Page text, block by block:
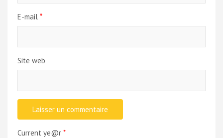
E-mail *
Site web
Current ye@r *